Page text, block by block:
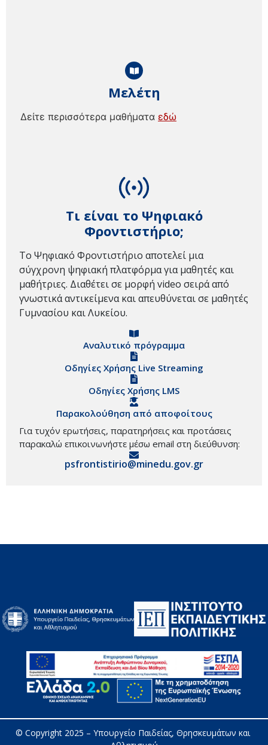
Τι είναι το Ψηφιακό
Φροντιστήριο;
Το Ψηφιακό Φροντιστήριο αποτελεί μια
σύγχρονη ψηφιακή πλατφόρμα για μαθητές και
μαθήτριες. Διαθέτει σε μορφή video σειρά από
γνωστικά αντικείμενα και απευθύνεται σε μαθητές
Γυμνασίου και Λυκείου.
Αναλυτικό πρόγραμμα
Οδηγίες Χρήσης Live Streaming
Οδηγίες Χρήσης LMS
Παρακολούθηση από αποφοίτους
Για τυχόν ερωτήσεις, παρατηρήσεις και προτάσεις
παρακαλώ επικοινωνήστε μέσω email στη διεύθυνση:
psfrontistirio@minedu.gov.gr
Μελέτη
Δείτε περισσότερα μαθήματα εδώ
© Copyright 2025 – Υπουργείο Παιδείας, Θρησκευμάτων και